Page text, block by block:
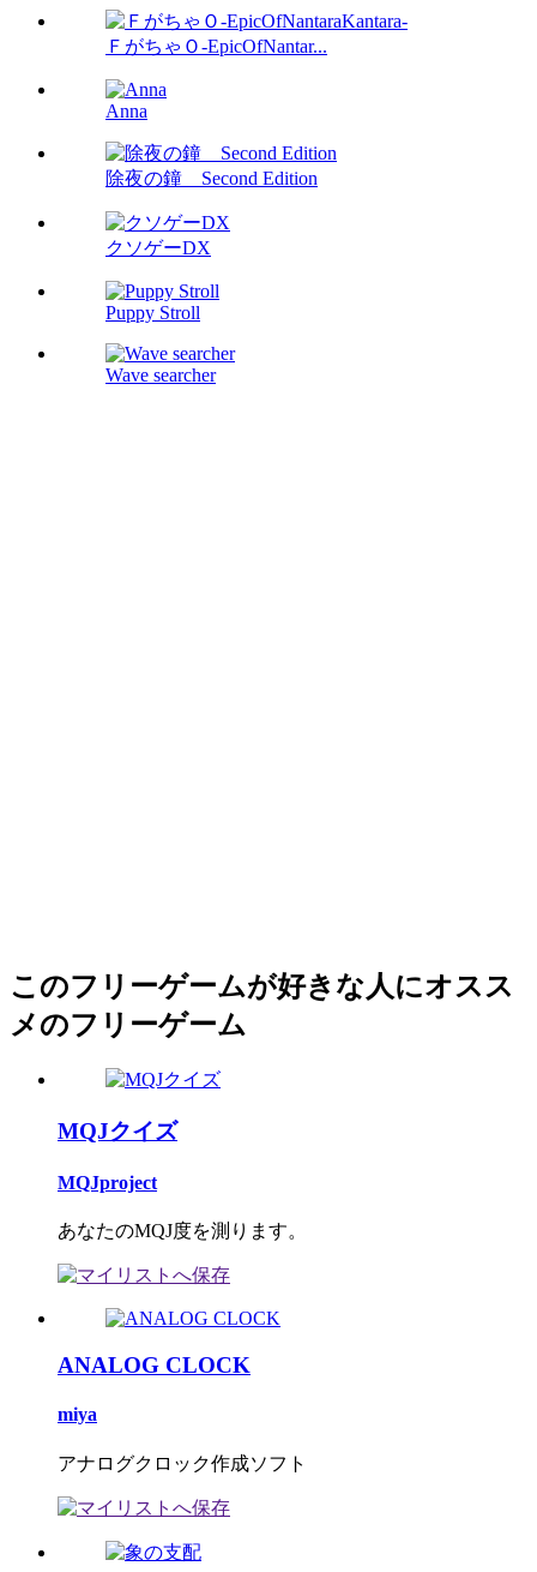
ＦがちゃＯ-EpicOfNantar...
Anna
除夜の鐘 Second Edition
クソゲーDX
Puppy Stroll
Wave searcher
このフリーゲームが好きな人にオスス
メのフリーゲーム
MQJクイズ
MQJproject
あなたのMQJ度を測ります。
ANALOG CLOCK
miya
アナログクロック作成ソフト